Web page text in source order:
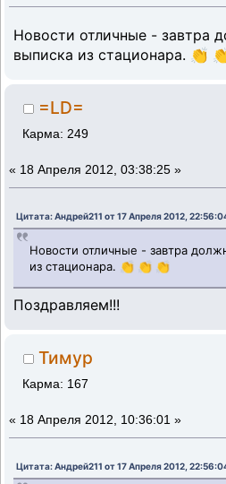
Новости отличные - завтра
выписка из стационара. 👏
=LD=
Карма: 249
« 18 Апреля 2012, 03:38:25 »
Цитата: Андрей211 от 17 Апреля 2012,
Новости отличные - завтра
из стационара. 👏 👏 👏
Поздравляем!!!
Тимур
Карма: 167
« 18 Апреля 2012, 10:36:01 »
Цитата: Андрей211 от 17 Апреля 2012,